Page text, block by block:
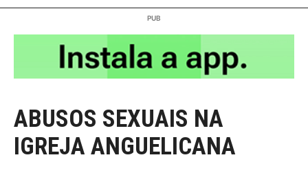
ABUSOS SEXUAIS NA
IGREJA ANGUELICANA